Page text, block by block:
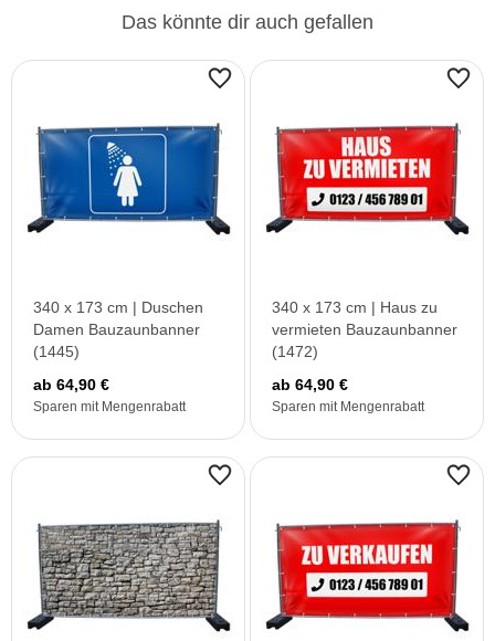
Das könnte dir auch gefallen
340 x 173 cm | Duschen
Damen Bauzaunbanner
(1445)
ab 64,90 €
Sparen mit Mengenrabatt
340 x 173 cm | Haus zu
vermieten Bauzaunbanner
(1472)
ab 64,90 €
Sparen mit Mengenrabatt